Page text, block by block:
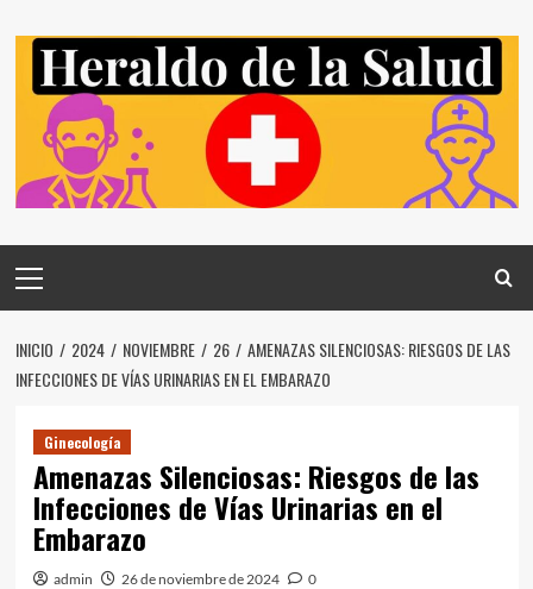
contenido
principal
INICIO 2024 NOVIEMBRE 26
AMENAZAS SILENCIOSAS: RIESGOS DE LAS
INFECCIONES DE VÍAS URINARIAS EN EL EMBARAZO
Ginecología
Amenazas Silenciosas: Riesgos de las
Infecciones de Vías Urinarias en el
Embarazo
admin 26 de noviembre de 2024 0